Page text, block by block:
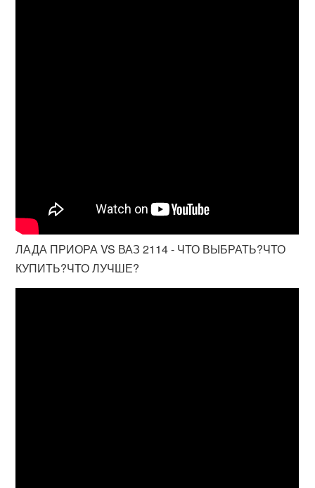
ЛАДА ПРИОРА VS ВАЗ 2114 - ЧТО ВЫБРАТЬ?ЧТО
КУПИТЬ?ЧТО ЛУЧШЕ?